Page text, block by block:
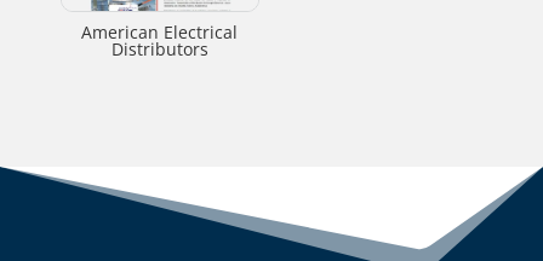
American Electrical
Distributors